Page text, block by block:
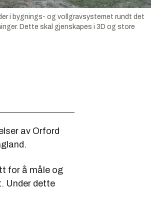
i bygnings- og vollgravsystemet rundt det
Dette skal gjenskapes i 3D og store
av Orford
for å måle og
Under dette